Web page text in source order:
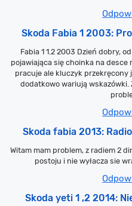
Skoda Fabia 1 2003:
Fabia 1 1.2 2003 Dzień dobry,
pojawiająca się choinka na desce
pracuje ale kluczyk przekręcony
dodatkowo wariują wskazówki.
Skoda fabia 2013:
Witam mam problem, z radiem 2
postoju i nie wyłacza sie
Skoda yeti 1 ,2 2014: